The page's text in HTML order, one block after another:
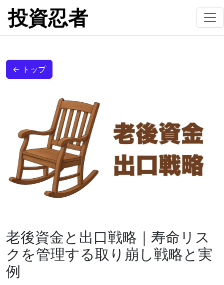
投資忍者
← トップ
老後資金と出口戦略｜寿命リス
クを管理する取り崩し戦略と実
例